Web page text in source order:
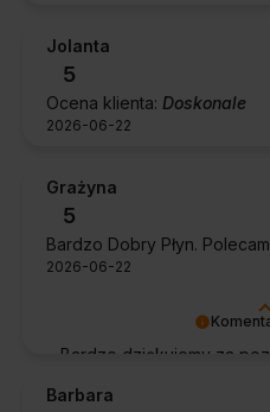
Jolanta
5
Ocena klienta: Doskonale
2026-06-22
Bardzo dziękujemy za
efekty przy każdym użyciu.
Grażyna
5
Bardzo Dobry Płyn.
2026-06-22
Barbara